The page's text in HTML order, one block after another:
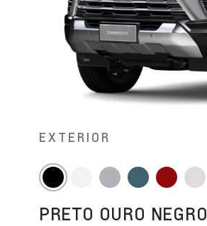
EXTERIOR
PRETO OURO NEGRO